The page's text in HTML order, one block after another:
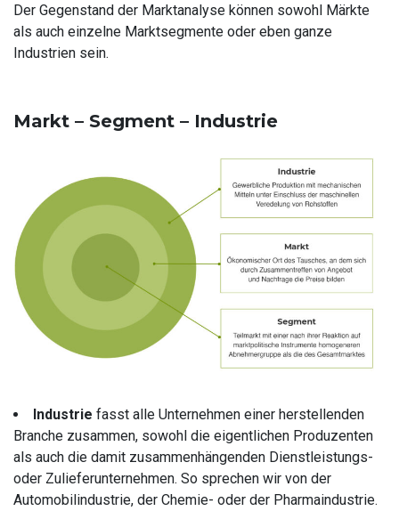
Der Gegenstand der Marktanalyse können sowohl Märkte
als auch einzelne Marktsegmente oder eben ganze
Industrien sein.
Markt – Segment – Industrie
Industrie fasst alle Unternehmen einer herstellenden
Branche zusammen, sowohl die eigentlichen Produzenten
als auch die damit zusammenhängenden Dienstleistungs-
oder Zulieferunternehmen. So sprechen wir von der
Automobilindustrie, der Chemie- oder der Pharmaindustrie.